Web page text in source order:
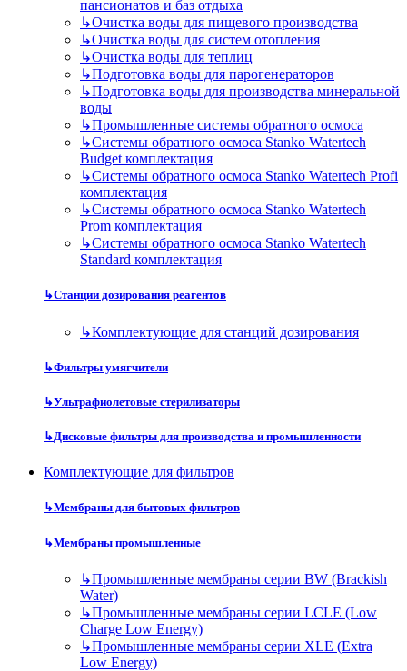
пансионатов и баз отдыха
↳Очистка воды для пищевого производства
↳Очистка воды для систем отопления
↳Очистка воды для теплиц
↳Подготовка воды для парогенераторов
↳Подготовка воды для производства минеральной
воды
↳Промышленные системы обратного осмоса
↳Системы обратного осмоса Stanko Watertech
Budget комплектация
↳Системы обратного осмоса Stanko Watertech Profi
комплектация
↳Системы обратного осмоса Stanko Watertech
Prom комплектация
↳Системы обратного осмоса Stanko Watertech
Standard комплектация
↳Станции дозирования реагентов
↳Комплектующие для станций дозирования
↳Фильтры умягчители
↳Ультрафиолетовые стерилизаторы
↳Дисковые фильтры для производства и промышленности
Комплектующие для фильтров
↳Мембраны для бытовых фильтров
↳Мембраны промышленные
↳Промышленные мембраны серии BW (Brackish
Water)
↳Промышленные мембраны серии LCLE (Low
Charge Low Energy)
↳Промышленные мембраны серии XLE (Extra
Low Energy)